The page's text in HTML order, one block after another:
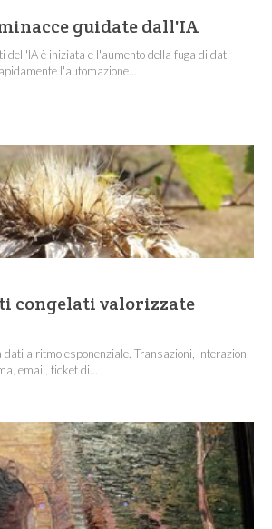
guidate dall'IA
dell'IA è iniziata e l'aumento della fuga di dati
l'automazione...
congelati valorizzate
a ritmo esponenziale. Transazioni, interazioni
email, ticket di...